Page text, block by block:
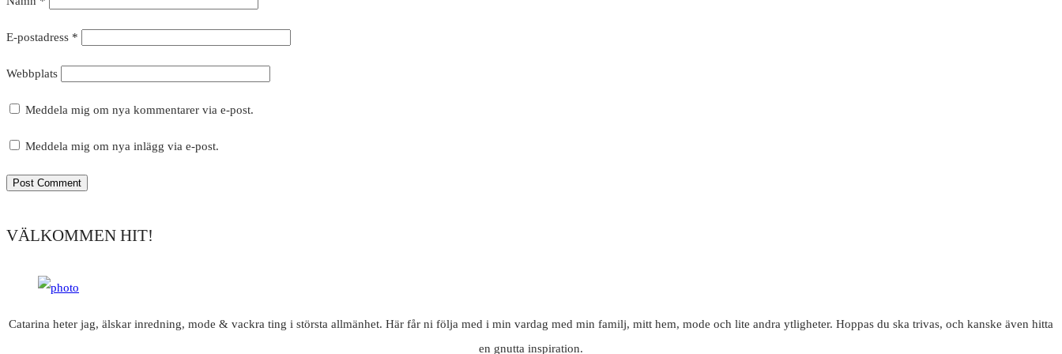
E-postadress *
Webbplats
Meddela mig om nya kommentarer via e-post.
Meddela mig om nya inlägg via e-post.
VÄLKOMMEN HIT!
Catarina heter jag, älskar inredning, mode & vackra ting i största allmänhet. Här får ni följa med i min vardag med min familj, mitt hem, mode och lite andra ytligheter. Hoppas du ska trivas, och kanske även hitta
en gnutta inspiration.